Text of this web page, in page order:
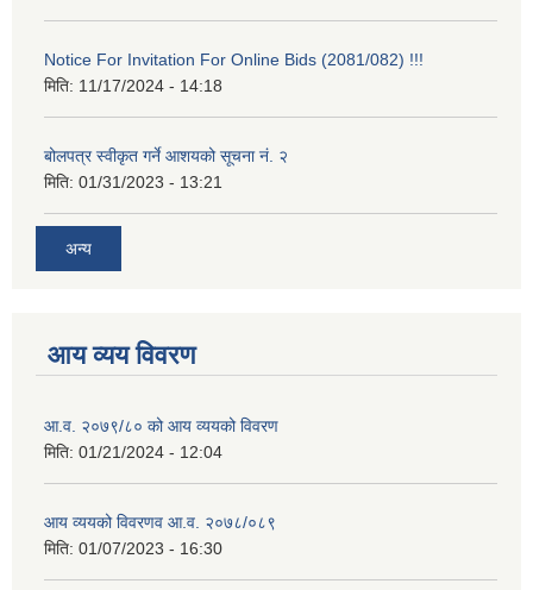
Notice For Invitation For Online Bids (2081/082) !!!
मिति: 11/17/2024 - 14:18
बोलपत्र स्वीकृत गर्ने आशयको सूचना नं. २
मिति: 01/31/2023 - 13:21
अन्य
आय व्यय विवरण
आ.व. २०७९/८० को आय व्ययको विवरण
मिति: 01/21/2024 - 12:04
आय व्ययको विवरणव आ.व. २०७८/०८९
मिति: 01/07/2023 - 16:30